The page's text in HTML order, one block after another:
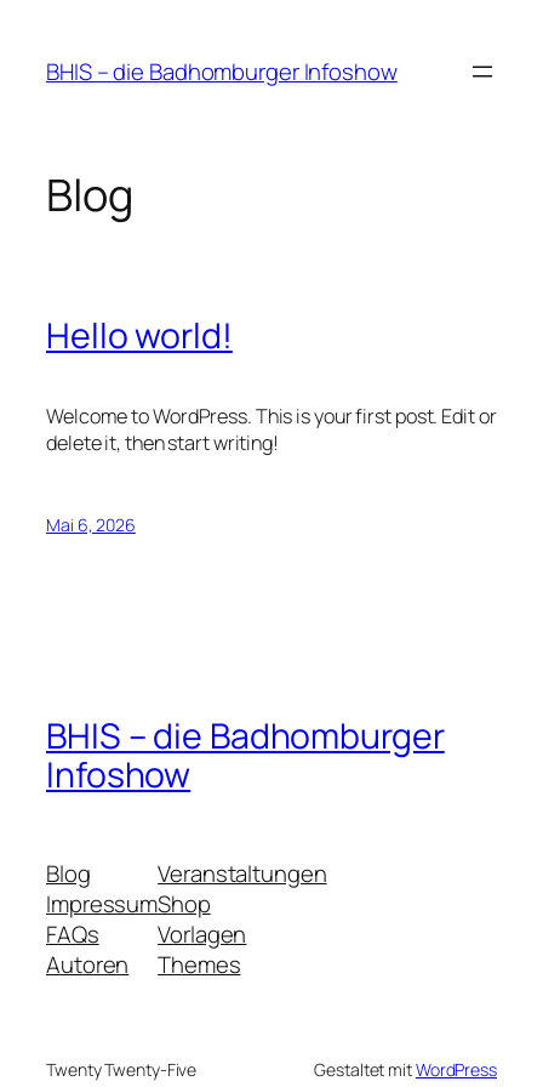
springen
BHIS – die Badhomburger Infoshow
Blog
Hello world!
Welcome to WordPress. This is your first post. Edit or
delete it, then start writing!
Mai 6, 2026
BHIS – die Badhomburger
Infoshow
Blog
Impressum
FAQs
Autoren
Veranstaltungen
Shop
Vorlagen
Themes
Twenty Twenty-Five Gestaltet mitWordPress